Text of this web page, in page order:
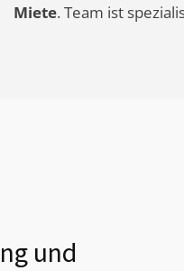
Miete. Team ist
und